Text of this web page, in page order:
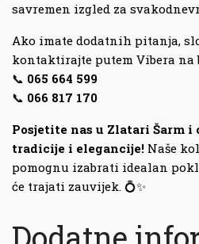
savremen izgled za
Ako imate dodatnih pitanja,
kontaktirajte putem Vibera na
📞 065 664 599
📞 066 817 170
Posjetite nas u Zlatari Šarm
tradicije i elegancije! Naše
pomognu izabrati idealan
će trajati zauvijek. 💍✨